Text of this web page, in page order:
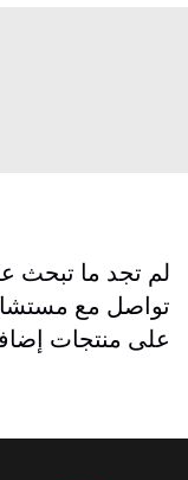
لم تجد ما تبحث
تواصل مع
على منتجات